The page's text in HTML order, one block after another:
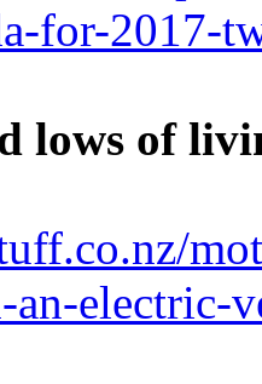
for-2017-
lows of
electric-